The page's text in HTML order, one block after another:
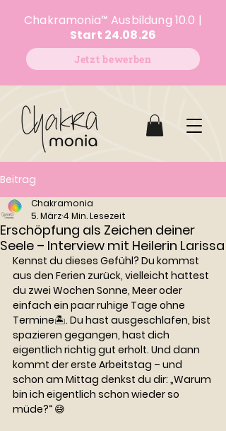
Chakramonia™ Ausbildung 10.0 |
Start 24.08.26
Jetzt bewerben
Beitrag
Erschöpfung als Zeichen deiner
Seele – Interview mit Heilerin Larissa
Chakramonia
5. März4 Min. Lesezeit
Kennst du dieses Gefühl? Du kommst
aus den Ferien zurück, vielleicht hattest
du zwei Wochen Sonne, Meer oder
einfach ein paar ruhige Tage ohne
Termine🏝️. Du hast ausgeschlafen, bist
spazieren gegangen, hast dich
eigentlich richtig gut erholt. Und dann
kommt der erste Arbeitstag – und
schon am Mittag denkst du dir: „Warum
bin ich eigentlich schon wieder so
müde?“ 😅